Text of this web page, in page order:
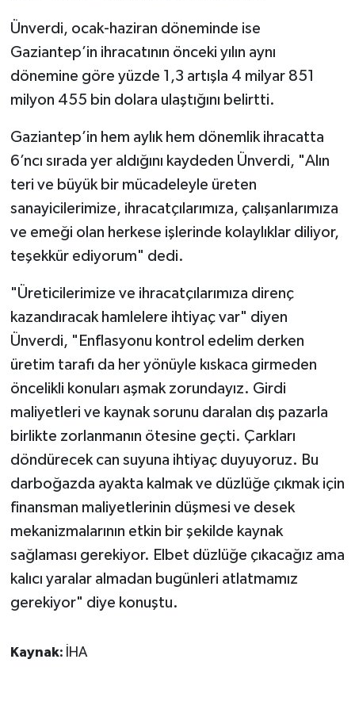
Ünverdi, ocak-haziran döneminde ise
Gaziantep’in ihracatının önceki yılın aynı
dönemine göre yüzde 1,3 artışla 4 milyar 851
milyon 455 bin dolara ulaştığını belirtti.
Gaziantep’in hem aylık hem dönemlik ihracatta
6’ncı sırada yer aldığını kaydeden Ünverdi, "Alın
teri ve büyük bir mücadeleyle üreten
sanayicilerimize, ihracatçılarımıza, çalışanlarımıza
ve emeği olan herkese işlerinde kolaylıklar diliyor,
teşekkür ediyorum" dedi.
"Üreticilerimize ve ihracatçılarımıza direnç
kazandıracak hamlelere ihtiyaç var" diyen
Ünverdi, "Enflasyonu kontrol edelim derken
üretim tarafı da her yönüyle kıskaca girmeden
öncelikli konuları aşmak zorundayız. Girdi
maliyetleri ve kaynak sorunu daralan dış pazarla
birlikte zorlanmanın ötesine geçti. Çarkları
döndürecek can suyuna ihtiyaç duyuyoruz. Bu
darboğazda ayakta kalmak ve düzlüğe çıkmak için
finansman maliyetlerinin düşmesi ve desek
mekanizmalarının etkin bir şekilde kaynak
sağlaması gerekiyor. Elbet düzlüğe çıkacağız ama
kalıcı yaralar almadan bugünleri atlatmamız
gerekiyor" diye konuştu.
Kaynak: İHA
Jandarma
Kadın
KÜLTÜR SANAT
MAGAZİN
Otomobil
POLİTİKA
Sağlık
SİYASET
SPOR HABERLERİ
Turizm
ÜLKE GÜNDEMİ
YEREL